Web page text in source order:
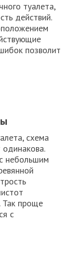
туалета,
действий.
позволит
схема
небольшим
Так проще
с